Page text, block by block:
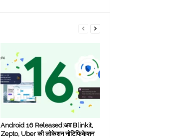
Android 16 Released:अब Blinkit,
Zepto, Uber की लोकेशन नोटिफिकेशन